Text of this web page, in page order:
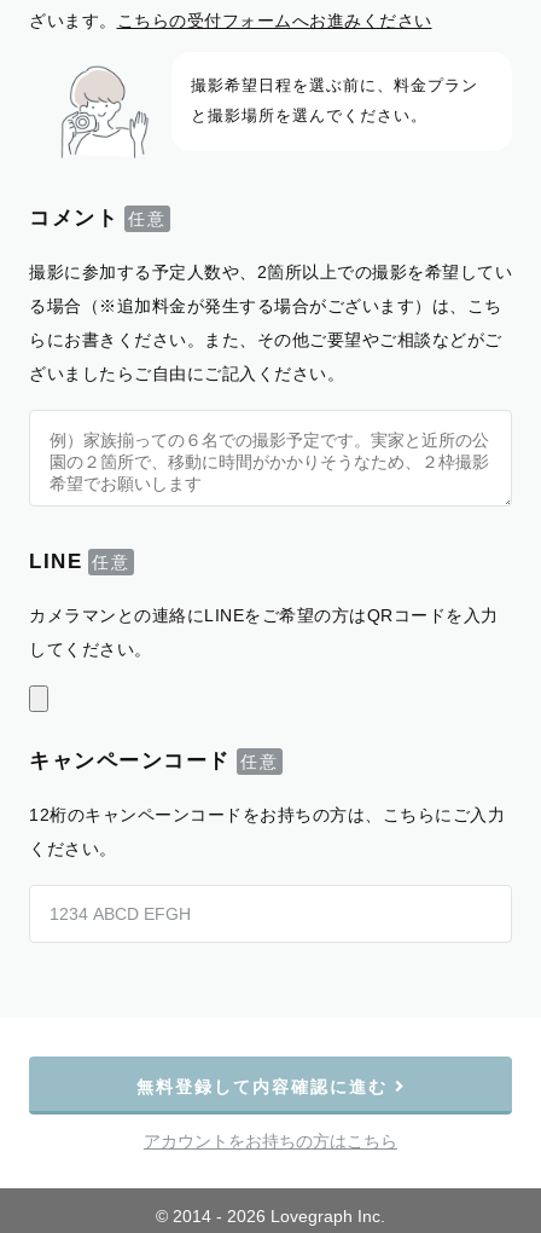
ざいます。
こちらの受付フォームへお進みください
撮影希望日程を選ぶ前に、料金プラン
と撮影場所を選んでください。
コメント
撮影に参加する予定人数や、2箇所以上での撮影を希望してい
る場合（※追加料金が発生する場合がございます）は、こち
らにお書きください。また、その他ご要望やご相談などがご
ざいましたらご自由にご記入ください。
LINE
カメラマンとの連絡にLINEをご希望の方はQRコードを入力
してください。
キャンペーンコード
12桁のキャンペーンコードをお持ちの方は、こちらにご入力
ください。
無料登録して内容確認に進む
アカウントをお持ちの方はこちら
© 2014 - 2026 Lovegraph Inc.